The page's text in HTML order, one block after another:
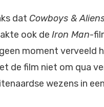
dat Cowboys &
ook de Iron Man-
moment verveeld
de film niet om qua
wezens in